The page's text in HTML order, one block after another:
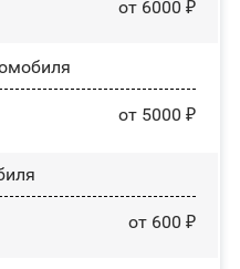
от 6000 ₽
от 5000 ₽
от 600 ₽